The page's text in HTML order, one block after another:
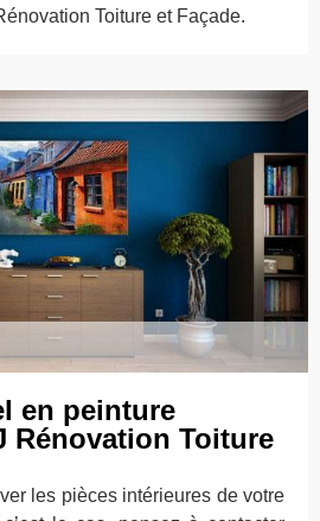
Toiture et Façade.
en peinture
Rénovation Toiture
les pièces intérieures de votre